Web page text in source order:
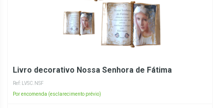
Livro decorativo Nossa Senhora de Fátima
Ref: LVSC.NSF
Por encomenda (esclarecimento prévio)